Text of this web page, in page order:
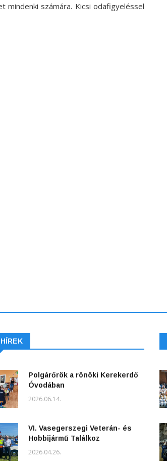
számára. Kicsi odafigyeléssel
Polgárőrök a rönöki Kerekerdő
Óvodában
2026.06.14.
VI. Vasegerszegi Veterán- és
Hobbijármű Találkoz
2026.04.26.